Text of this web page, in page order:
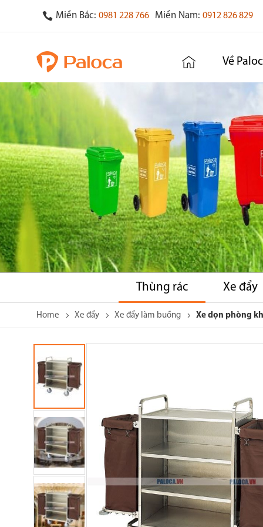
Miền Bắc: 0981 228 766 Miền Nam: 0912 826 829
Về
Thùng rác Xe đẩy
Home Xe đẩy Xe đẩy làm buồng Xe dọn phòng
to
the
end
the
images
gallery